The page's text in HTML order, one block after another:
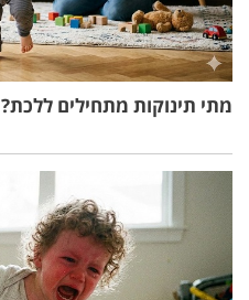
מתי תינוקות מתחילים ללכת?